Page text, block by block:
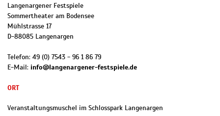
Langenargener Festspiele
Sommertheater am Bodensee
Mühlstrasse 17
D-88085 Langenargen
Telefon: 49 (0) 7543 - 96 1 86 79
E-Mail: info@langenargener-festspiele.de
ORT
Veranstaltungsmuschel im Schlosspark Langenargen